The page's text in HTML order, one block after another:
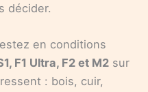
décider.
en conditions
F1 Ultra, F2 et M2 sur
: bois, cuir,